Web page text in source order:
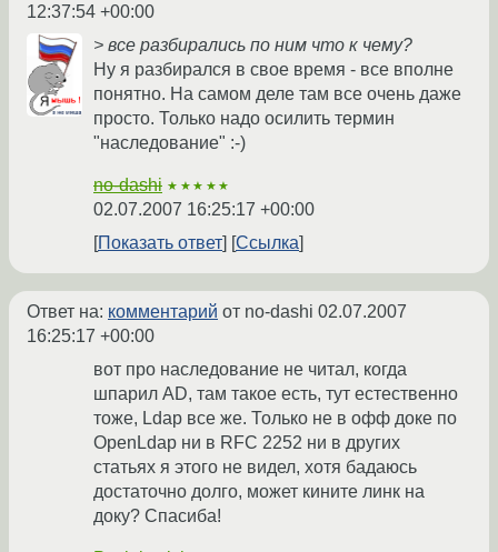
12:37:54 +00:00
> все разбирались по ним что к чему?
Ну я разбирался в свое время - все вполне
понятно. На самом деле там все очень даже
просто. Только надо осилить термин
"наследование" :-)
no-dashi ★★★★★
02.07.2007 16:25:17 +00:00
Показать ответ
Ссылка
Ответ на: комментарий от no-dashi 02.07.2007
16:25:17 +00:00
вот про наследование не читал, когда
шпарил AD, там такое есть, тут естественно
тоже, Ldap все же. Только не в офф доке по
OpenLdap ни в RFC 2252 ни в других
статьях я этого не видел, хотя бадаюсь
достаточно долго, может кините линк на
доку? Спасиба!